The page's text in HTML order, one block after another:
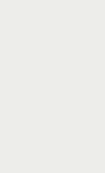
愛知・みよし市でデ